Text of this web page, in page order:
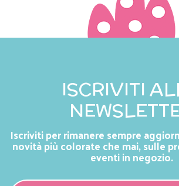
ISCRIVITI
Iscriviti per rimanere sempre
novità più colorate che mai, sulle
eventi in negozio.